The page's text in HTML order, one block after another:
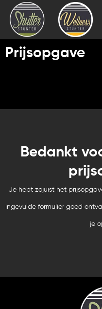
Skip
content
Prijsopgave
Bedankt
Je hebt zojuist het
ingevulde formulier goed
je